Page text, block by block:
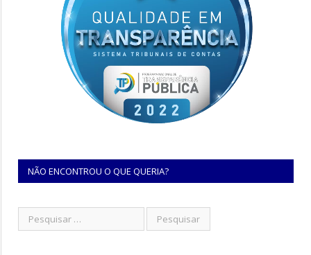
NÃO ENCONTROU O QUE QUERIA?